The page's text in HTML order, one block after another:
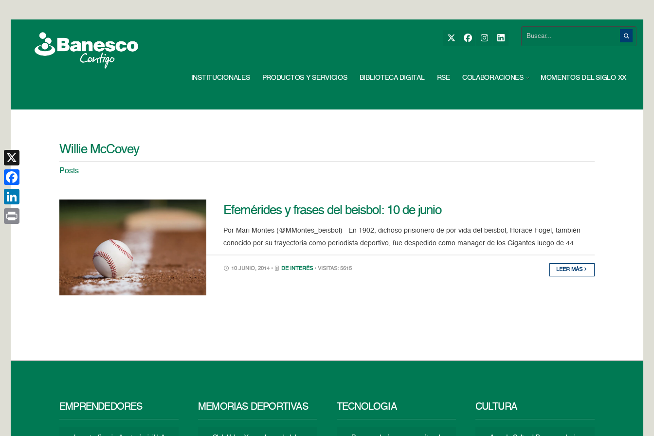
INSTITUCIONALES PRODUCTOS Y SERVICIOS BIBLIOTECA DIGITAL RSE COLABORACIONES MOMENTOS DEL SIGLO XX
Willie McCovey
Posts
Efemérides y frases del beisbol: 10 de junio
Por Mari Montes (@MMontes_beisbol) En 1902, dichoso prisionero de por vida del beisbol, Horace Fogel, también
conocido por su trayectoria como periodista deportivo, fue despedido como manager de los Gigantes luego de 44
10 JUNIO, 2014 • DE INTERÉS • VISITAS: 5615 LEER MÁS
EMPRENDEDORES MEMORIAS DEPORTIVAS TECNOLOGÍA CULTURA
X
Facebook
LinkedIn